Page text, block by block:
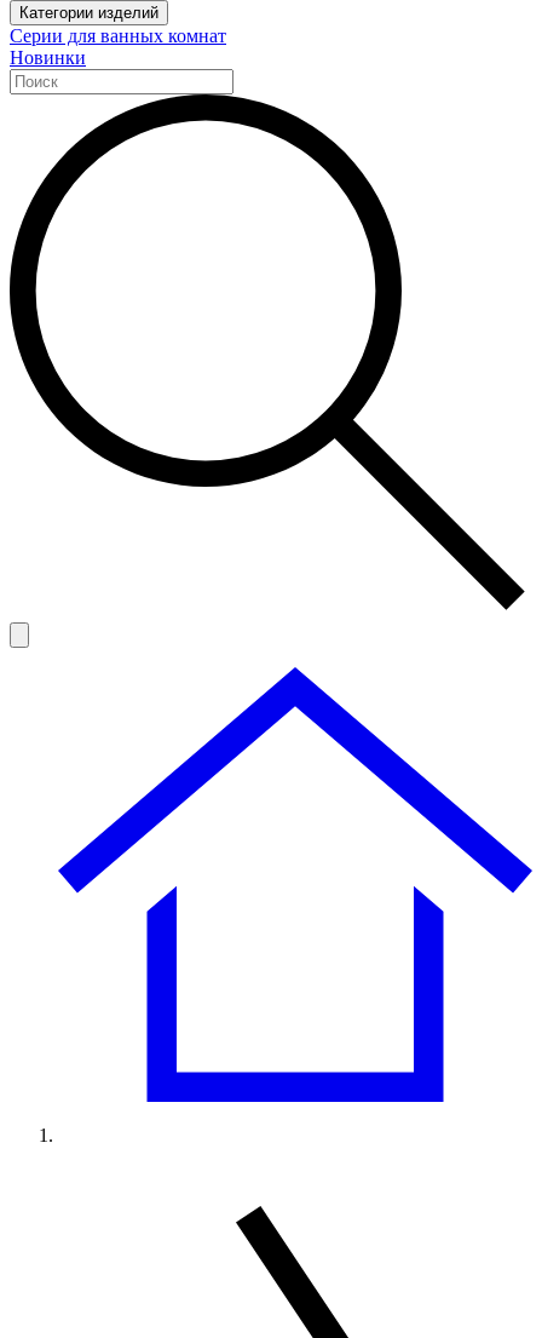
Категории изделий
Серии для ванных комнат
Новинки